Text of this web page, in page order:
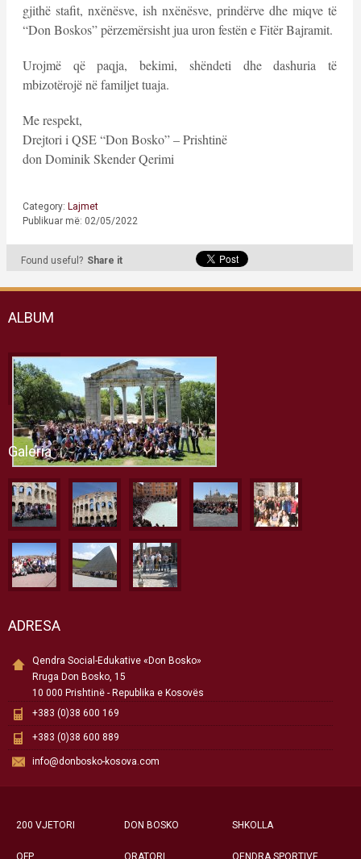
gjithë stafit, nxënësve, ish nxënësve, prindërve dhe miqve të
“Don Boskos” përzemërsisht jua uron festën e Fitër Bajramit.
Urojmë që paqja, bekimi, shëndeti dhe dashuria të
mbizotërojë në familjet tuaja.
Me respekt,
Drejtori i QSE “Don Bosko” – Prishtinë
don Dominik Skender Qerimi
Category: Lajmet
Publikuar më: 02/05/2022
Found useful? Share it
ALBUM
Galeria
ADRESA
Qendra Social-Edukative «Don Bosko»
Rruga Don Bosko, 15
10 000 Prishtinë - Republika e Kosovës
+383 (0)38 600 169
+383 (0)38 600 889
info@donbosko-kosova.com
200 VJETORI DON BOSKO SHKOLLA
QFP ORATORI QENDRA SPORTIVE